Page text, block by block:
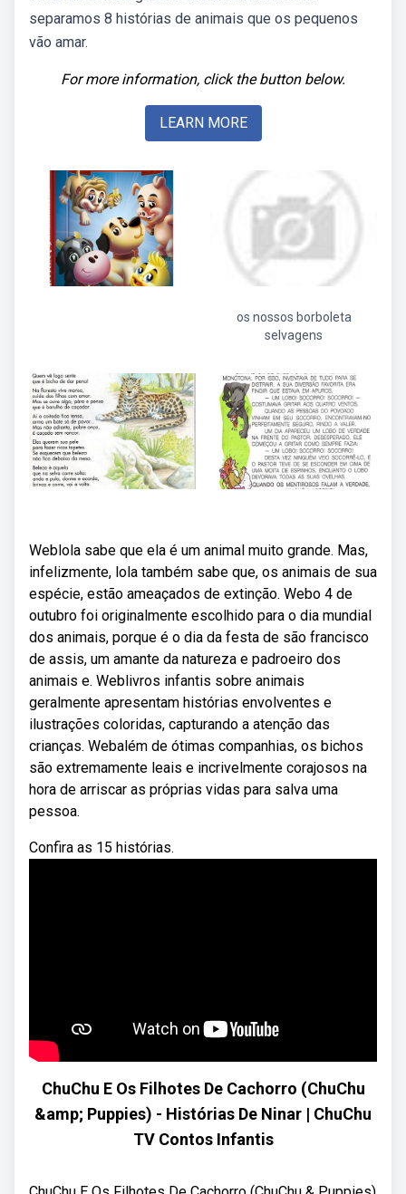
separamos 8 histórias de animais que os pequenos
vão amar.
For more information, click the button below.
LEARN MORE
os nossos borboleta
selvagens
Weblola sabe que ela é um animal muito grande. Mas,
infelizmente, lola também sabe que, os animais de sua
espécie, estão ameaçados de extinção. Webo 4 de
outubro foi originalmente escolhido para o dia mundial
dos animais, porque é o dia da festa de são francisco
de assis, um amante da natureza e padroeiro dos
animais e. Weblivros infantis sobre animais
geralmente apresentam histórias envolventes e
ilustrações coloridas, capturando a atenção das
crianças. Webalém de ótimas companhias, os bichos
são extremamente leais e incrivelmente corajosos na
hora de arriscar as próprias vidas para salva uma
pessoa.
Confira as 15 histórias.
ChuChu E Os Filhotes De Cachorro (ChuChu
&amp; Puppies) - Histórias De Ninar | ChuChu
TV Contos Infantis